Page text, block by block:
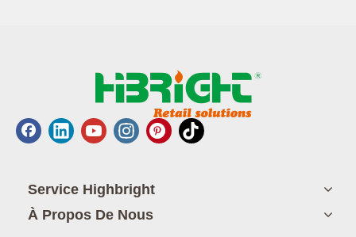
Service Highbright
À Propos De Nous